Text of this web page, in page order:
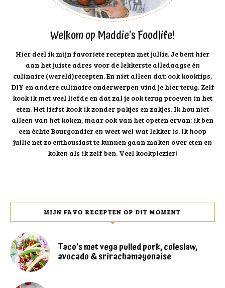
Welkom op Maddie's Foodlife!
Hier deel ik mijn favoriete recepten met jullie. Je bent hier
aan het juiste adres voor de lekkerste alledaagse én
culinaire (wereld)recepten. En niet alleen dat: ook kooktips,
DIY en andere culinaire onderwerpen vind je hier terug. Zelf
kook ik met veel liefde en dat zal je ook terug proeven in het
eten. Het liefst kook ik zonder pakjes en zakjes. Ik hou niet
alleen van het koken, maar ook van het opeten ervan: ik ben
een échte Bourgondiër en weet wel wat lekker is. Ik hoop
jullie net zo enthousiast te kunnen gaan maken over eten en
koken als ik zelf ben. Veel kookplezier!
MIJN FAVO RECEPTEN OP DIT MOMENT
Taco’s met vega pulled pork, coleslaw,
avocado & srirachamayonaise